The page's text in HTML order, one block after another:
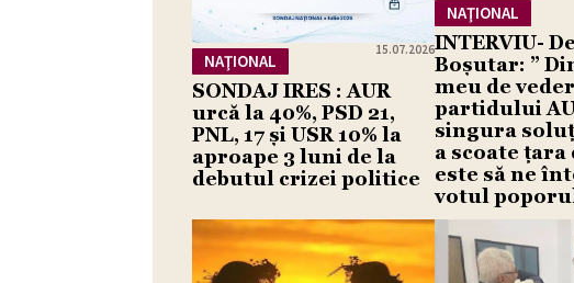
NAŢIONAL
15.07.2026
SONDAJ IRES : AUR
urcă la 40%, PSD 21,
PNL, 17 și USR 10% la
aproape 3 luni de la
debutul crizei politice
NAŢIONAL
INTERVIU-
Boșutar: ”
meu de
partidului
singura
a scoate
este să ne
votul